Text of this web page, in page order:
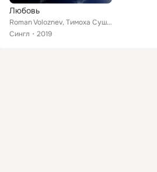
Любовь
Roman Voloznev, Тимоха Сушин
Сингл
2019